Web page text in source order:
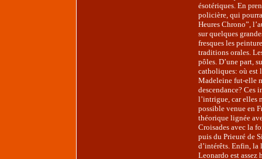
ésotériques. En
policière, qui
Heures Chrono”,
sur quelques
fresques les
traditions orales.
pôles. D’une part,
catholiques: où est
Madeleine fut-elle
descendance? Ces
l’intrigue, car elles
possible venue en
théorique lignée
Croisades avec la
puis du Prieuré de
d’intérêts. Enfin, la
Leonardo est